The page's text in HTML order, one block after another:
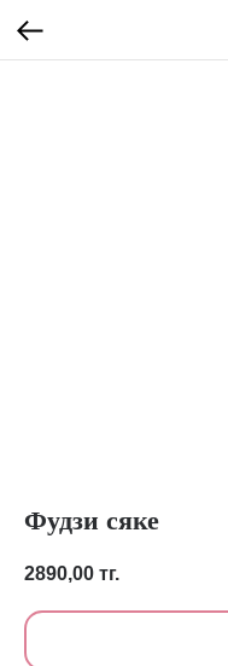
Фудзи сяке
2890,00 тг.